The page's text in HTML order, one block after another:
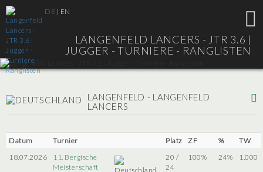
DE | EN
LANGENFELD LANCERS - JTR 3.6 |
JUGGER - TURNIERE - RANGLISTEN
LANGENFELD - LANGENFELD
LANCERS
Datum Turnier Platz ZF %
TW
18.07.2026
11. Bergische
Meisterschaft
20 /
24
100% 24% 1.000